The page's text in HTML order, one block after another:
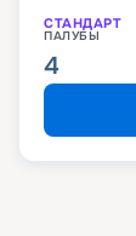
СТАНДАРТ
ПАЛУБЫ
4